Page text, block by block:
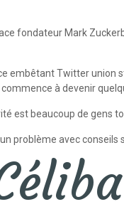
fondateur Mark
embêtant Twitter union
à devenir
est beaucoup de gens
problème avec